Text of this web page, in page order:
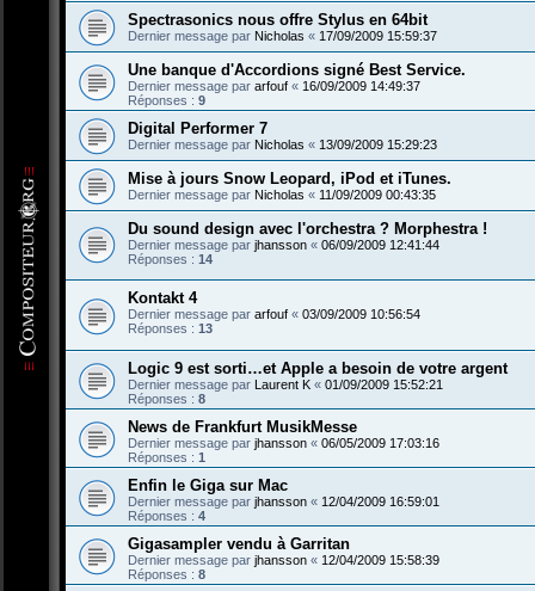
Spectrasonics nous offre Stylus en 64bit
Dernier message par Nicholas « 17/09/2009 15:59:37
Une banque d'Accordions signé Best Service.
Dernier message par arfouf « 16/09/2009 14:49:37
Réponses : 9
Digital Performer 7
Dernier message par Nicholas « 13/09/2009 15:29:23
Mise à jours Snow Leopard, iPod et iTunes.
Dernier message par Nicholas « 11/09/2009 00:43:35
Du sound design avec l'orchestra ? Morphestra !
Dernier message par jhansson « 06/09/2009 12:41:44
Réponses : 14
Kontakt 4
Dernier message par arfouf « 03/09/2009 10:56:54
Réponses : 13
Logic 9 est sorti…et Apple a besoin de votre argent
Dernier message par Laurent K « 01/09/2009 15:52:21
Réponses : 8
News de Frankfurt MusikMesse
Dernier message par jhansson « 06/05/2009 17:03:16
Réponses : 1
Enfin le Giga sur Mac
Dernier message par jhansson « 12/04/2009 16:59:01
Réponses : 4
Gigasampler vendu à Garritan
Dernier message par jhansson « 12/04/2009 15:58:39
Réponses : 8